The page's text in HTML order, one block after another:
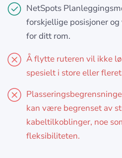
NetSpots
forskjellige posisjoner
for ditt rom.
Å flytte ruteren vil ikke
spesielt i store eller
kan være begrenset av
kabeltilkoblinger, noe
fleksibiliteten.